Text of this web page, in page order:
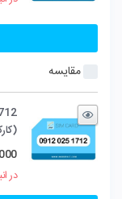
مقایسه
در